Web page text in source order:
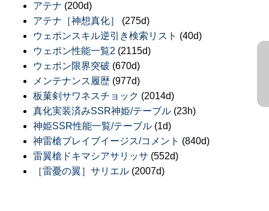
アテナ (200d)
アテナ［神想真化］
(275d)
ウェポンスキル逆引き検索リスト (40d)
ウェポン性能一覧2 (2115d)
ウェポン限界突破 (670d)
メンテナンス履歴 (977d)
板菓剣サワネスチョック (2014d)
真化実装済みSSR神姫/テーブル (23h)
神姫SSR性能一覧/テーブル (1d)
神雷槍ブレイブイージス/コメント (840d)
雷翼槍ドキマシアサリッサ (552d)
［雷憂の翼］サリエル (2007d)